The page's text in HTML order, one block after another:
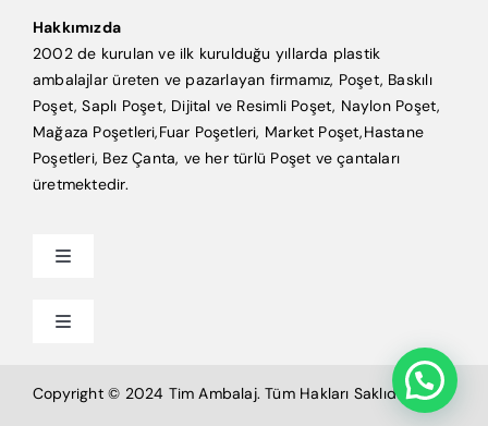
Hakkımızda
2002 de kurulan ve ilk kurulduğu yıllarda plastik
ambalajlar üreten ve pazarlayan firmamız, Poşet, Baskılı
Poşet, Saplı Poşet, Dijital ve Resimli Poşet, Naylon Poşet,
Mağaza Poşetleri,Fuar Poşetleri, Market Poşet,Hastane
Poşetleri, Bez Çanta, ve her türlü Poşet ve çantaları
üretmektedir.
Toggle
Anasayfa
Tim Ambalaj
Toggle
Copyright © 2024 Tim Ambalaj. Tüm Hakları Saklıdır.